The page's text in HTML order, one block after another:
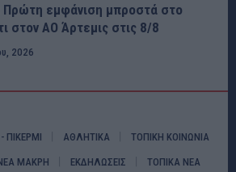
εμφάνιση μπροστά στο
στον ΑΟ Άρτεμις στις 8/8
2026
ΠΙΚΕΡΜΙ ΑΘΛΗΤΙΚΑ ΤΟΠΙΚΗ ΚΟΙΝΩΝΙΑ
ΜΑΚΡΗ ΕΚΔΗΛΩΣΕΙΣ ΤΟΠΙΚΑ ΝΕΑ